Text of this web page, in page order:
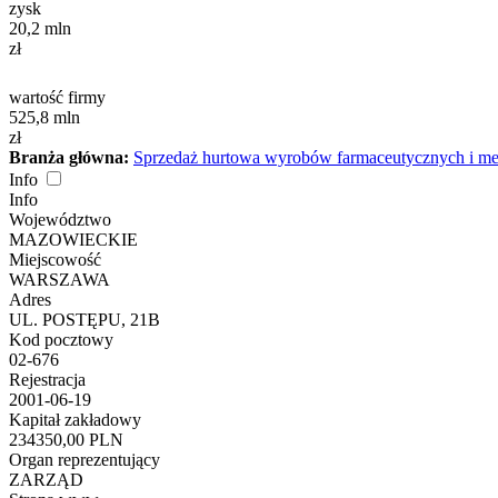
zysk
20,2 mln
zł
wartość firmy
525,8 mln
zł
Branża główna: Sprzedaż hurtowa wyrobów farmaceutycznych i
Info
Info
Województwo
MAZOWIECKIE
Miejscowość
WARSZAWA
Adres
UL. POSTĘPU, 21B
Kod pocztowy
02-676
Rejestracja
2001-06-19
Kapitał zakładowy
234350,00 PLN
Organ reprezentujący
ZARZĄD